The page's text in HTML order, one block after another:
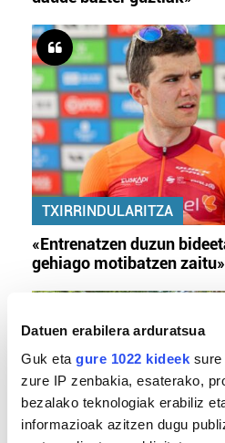
Datuen erabilera arduratsua
Guk eta gure 1022 kideek sure
zure IP zenbakia, esaterako,
bezalako teknologiak erabiliz
informazioak azitzen dugu
TXIRRINDULARITZA
«Entrenatzen duzun
gehiago motibatzen zaitu»